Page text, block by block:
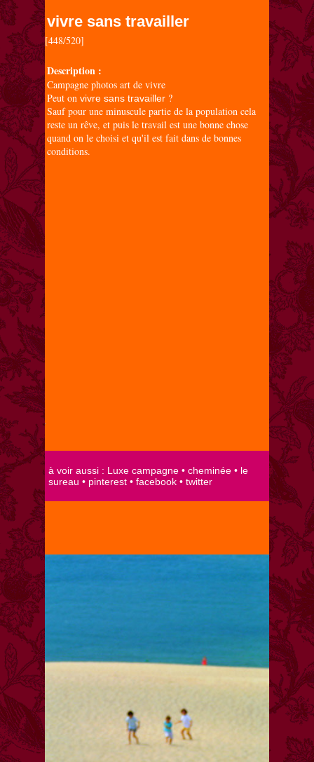
vivre sans travailler
[448/520]
Description :
Campagne photos art de vivre
Peut onvivre sans travailler ?
Sauf pour une minuscule partie de la population cela
reste un rêve, et puis le travail est une bonne chose
quand on le choisi et qu'il est fait dans de bonnes
conditions.